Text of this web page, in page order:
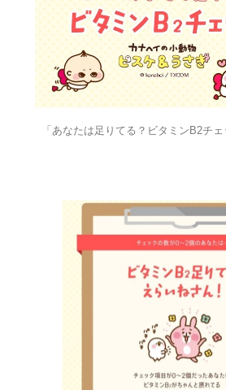
「あなたは足りてる？ビタミンB2チ